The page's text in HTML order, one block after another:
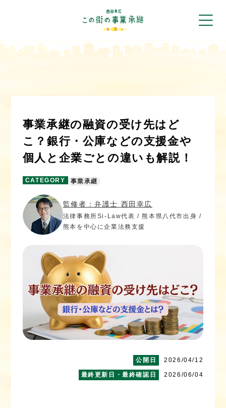
事業承継の融資の受け先はど
こ？銀行・公庫などの支援金や
個人と企業ごとの違いも解説！
CATEGORY 事業承継
監修者：弁護士 西田幸広
法律事務所Si-Law代表 / 熊本県八代市出身 /
熊本を中心に企業法務支援
2026/04/12
2026/06/04